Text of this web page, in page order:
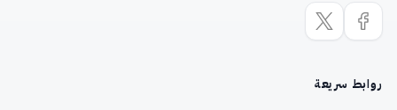
روابط سريعة